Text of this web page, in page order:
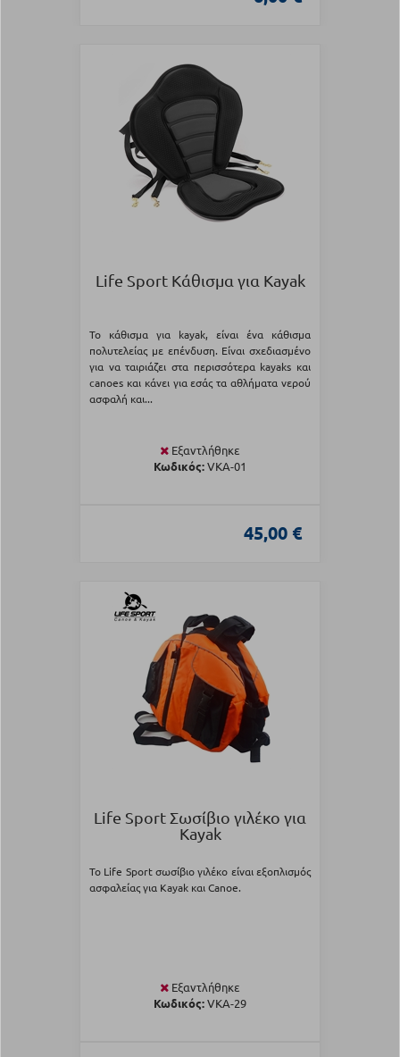
Life Sport Κάθισμα για Kayak
Το κάθισμα για kayak, είναι ένα κάθισμα
πολυτελείας με επένδυση. Είναι σχεδιασμένο
για να ταιριάζει στα περισσότερα kayaks και
canoes και κάνει για εσάς τα αθλήματα νερού
ασφαλή και...
Εξαντλήθηκε
Κωδικός:VKA-01
45,00 €
Life Sport Σωσίβιο γιλέκο για
Kayak
Το Life Sport σωσίβιο γιλέκο είναι εξοπλισμός
ασφαλείας για Kayak και Canoe.
Εξαντλήθηκε
Κωδικός:VKA-29